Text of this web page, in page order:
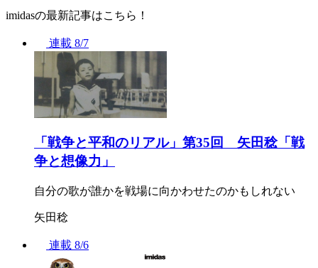
imidasの最新記事はこちら！
連載 8/7
「戦争と平和のリアル」第35回 矢田稔「戦
争と想像力」
自分の歌が誰かを戦場に向かわせたのかもしれない
矢田稔
連載 8/6